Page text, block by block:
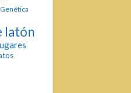
Genética
latón